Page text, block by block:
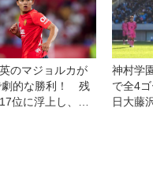
のマジョルカが
劇的な勝利！ 残
位に浮上し、運
神村学
で全4ゴ
日大藤